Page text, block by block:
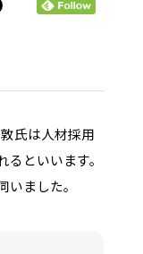
氏は人材採用
といいます。
ました。